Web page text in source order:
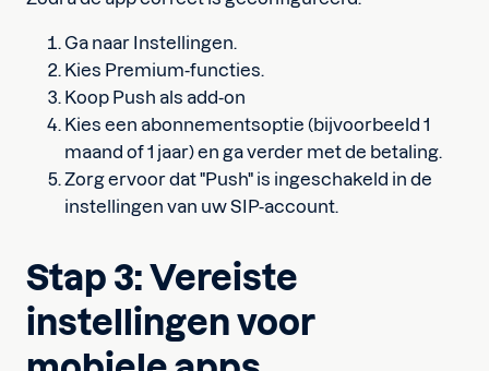
Ga naar Instellingen.
Kies Premium-functies.
Koop Push als add-on
Kies een abonnementsoptie (bijvoorbeeld 1
maand of 1 jaar) en ga verder met de betaling.
Zorg ervoor dat "Push" is ingeschakeld in de
instellingen van uw SIP-account.
Stap 3: Vereiste
instellingen voor